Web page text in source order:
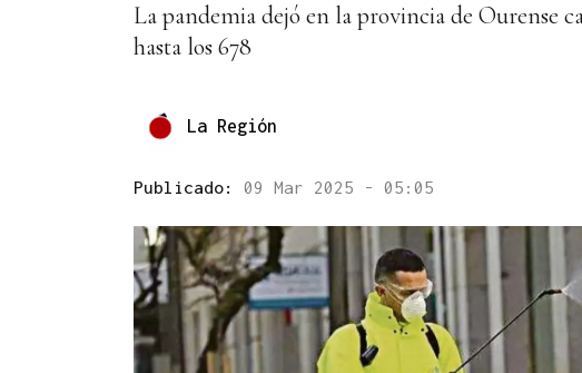
La pandemia dejó en la provincia de Ourense
hasta los 678
La Región
Publicado: 09 Mar 2025 - 05:05